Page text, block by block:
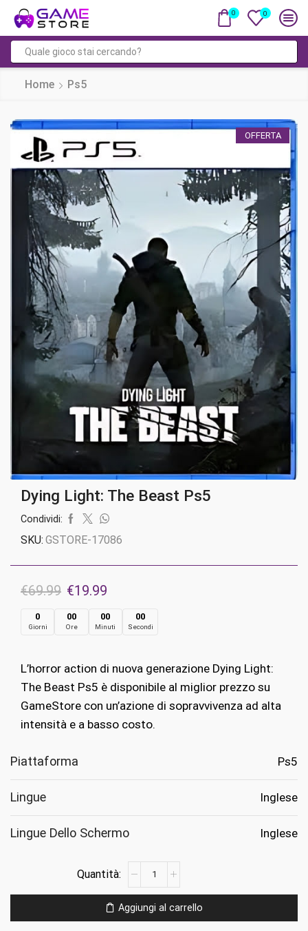
0 0
di
Home Ps5
OFFERTA
Dying Light: The Beast Ps5
Condividi:
SKU: GSTORE-17086
€69.99 Il
prezzo
originale
€69.99.
€19.99
prezzo
attuale
€19.99.
0
Giorni
00
Ore
00
Minuti
00
Secondi
L’horror action di nuova generazione Dying Light:
The Beast Ps5 è disponibile al miglior prezzo su
GameStore con un’azione di sopravvivenza ad alta
intensità e a basso costo.
Piattaforma Ps5
Lingue Inglese
Lingue Dello Schermo Inglese
The
Beast
Aggiungi al carrello